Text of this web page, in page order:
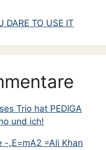
DARE TO USE IT
Trio hat PEDIGA
und ich!
-„E=mA2 =Ali Khan